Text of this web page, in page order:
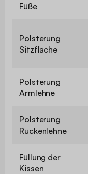
Füße
Polsterung
Sitzfläche
Polsterung
Armlehne
Polsterung
Rückenlehne
Füllung der
Kissen